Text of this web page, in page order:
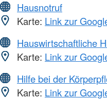
Hausnotruf
Karte: Link zur
Hauswirtschaftliche
Karte: Link zur
Hilfe bei der
Karte: Link zur